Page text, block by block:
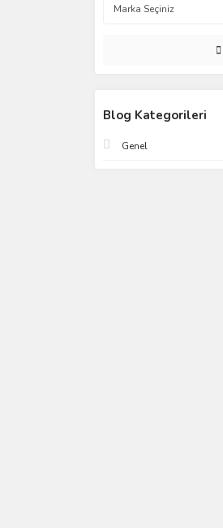
Blog Kategorileri
Genel